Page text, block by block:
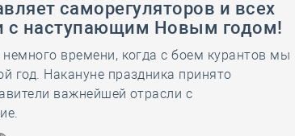
саморегуляторов и всех
с наступающим Новым годом!
времени, когда с боем курантов мы
год. Накануне праздника принято
важнейшей отрасли с